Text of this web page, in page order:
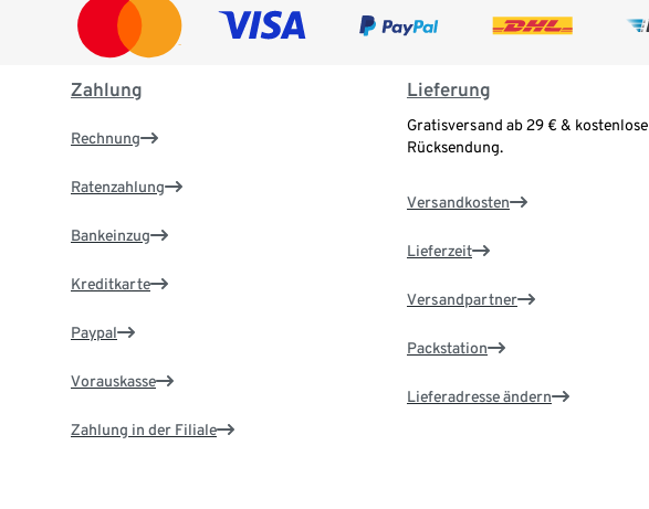
Zahlung
Rechnung
Ratenzahlung
Bankeinzug
Kreditkarte
Paypal
Vorauskasse
Zahlung in der Filiale
Lieferung
Gratisversand ab 29 € & kostenlose
Rücksendung.
Versandkosten
Lieferzeit
Versandpartner
Packstation
Lieferadresse ändern